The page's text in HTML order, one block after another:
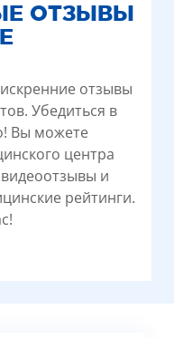
ОТЗЫВЫ
отзывы
Убедиться в
Вы можете
центра
и
рейтинги.